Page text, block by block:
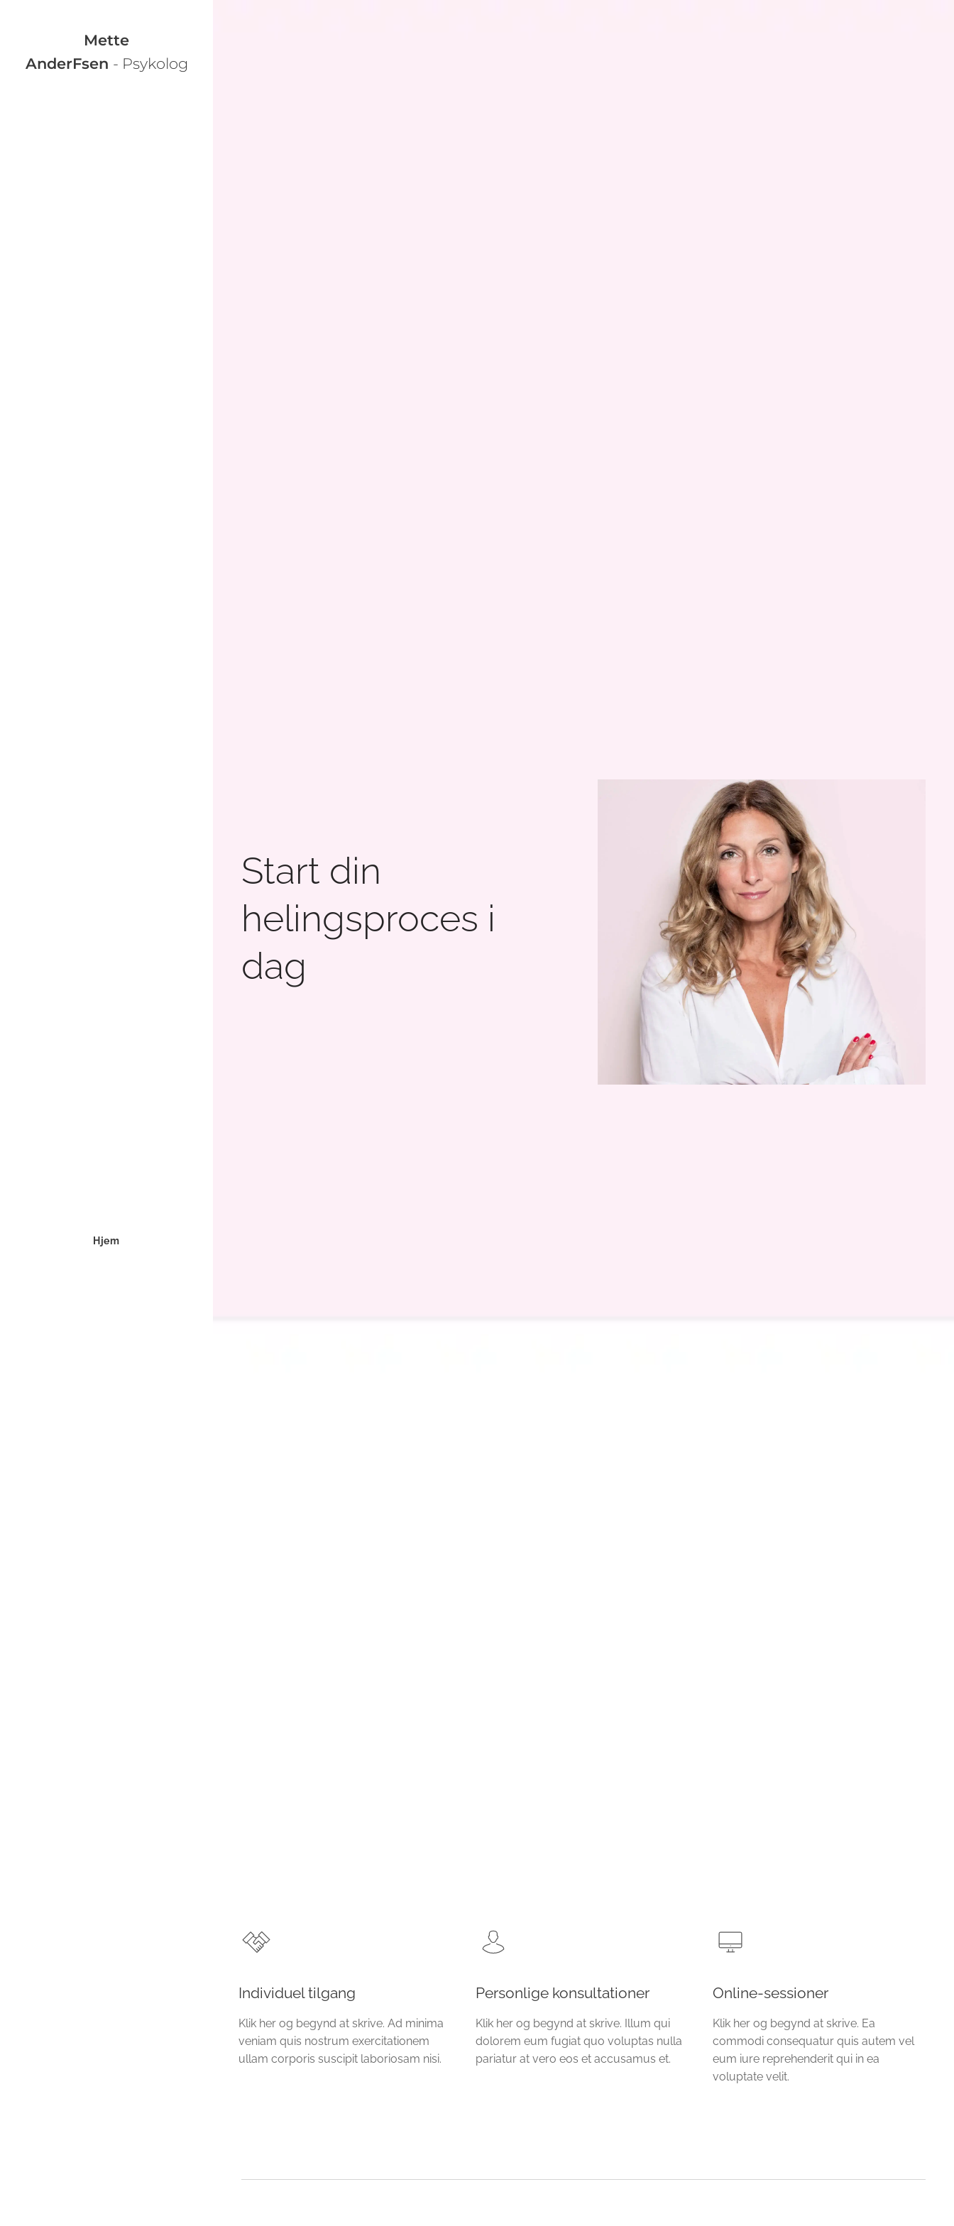
Mette
AnderFsen - Psykolog
Hjem
Start din
helingsproces i
dag
Individuel tilgang
Klik her og begynd at skrive. Ad minima
veniam quis nostrum exercitationem
ullam corporis suscipit laboriosam nisi.
Personlige konsultationer
Klik her og begynd at skrive. Illum qui
dolorem eum fugiat quo voluptas nulla
pariatur at vero eos et accusamus et.
Online-sessioner
Klik her og begynd at skrive. Ea
commodi consequatur quis autem vel
eum iure reprehenderit qui in ea
voluptate velit.